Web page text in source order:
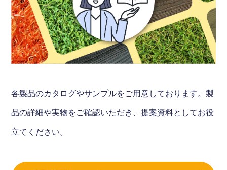
各製品のカタログやサンプルをご用意しております。製
品の詳細や実物をご確認いただき、提案資料としてお役
立てください。